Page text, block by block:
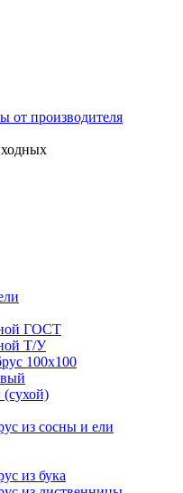
от производителя
ГОСТ
Т/У
100х100
(сухой)
из сосны и ели
из бука